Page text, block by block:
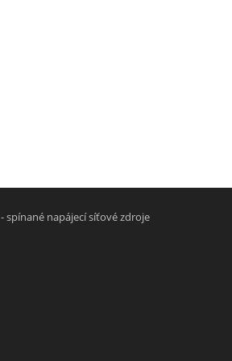
- spínané napájecí síťové zdroje